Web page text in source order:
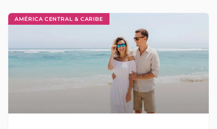
AMÉRICA CENTRAL & CARIBE